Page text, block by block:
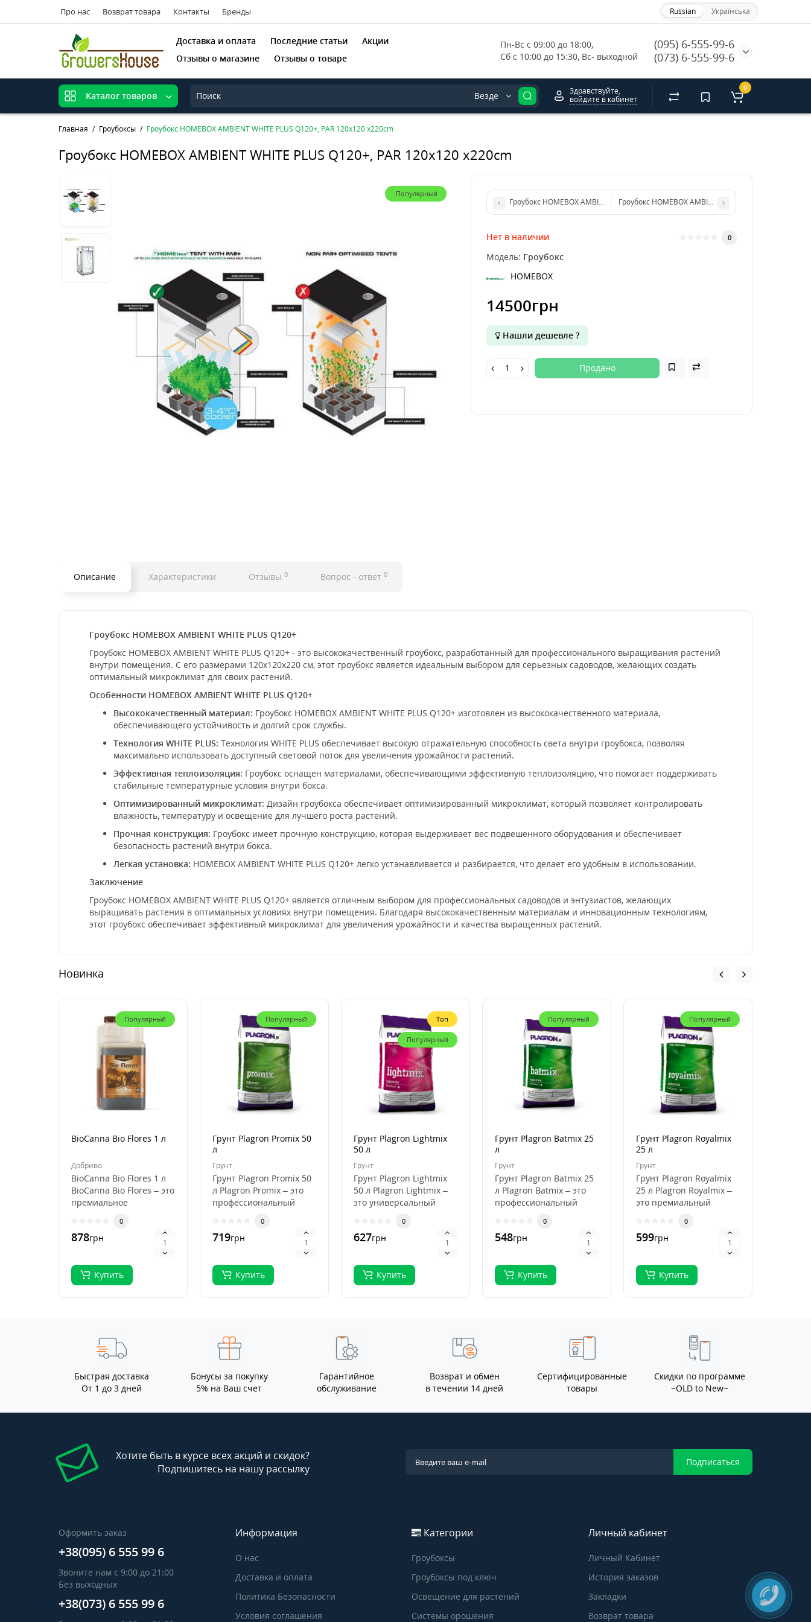
Про нас Возврат товара Контакты Бренды Russian Українська
Пн-Вс с 09:00 до 18:00,
Сб с 10:00 до 15:30, Вс- выходной
(095) 6-555-99-6
(073) 6-555-99-6
Доставка и оплата Последние статьи
Акции
Отзывы о магазине
Отзывы о товаре
Каталог товаров Везде
Здравствуйте,
войдите в кабинет
0
Главная Гроубоксы Гроубокс HOMEBOX AMBIENT WHITE PLUS Q120+, PAR 120x120 x220cm
Гроубокс HOMEBOX AMBIENT WHITE PLUS Q120+, PAR 120x120 x220cm
Популярный
Гроубокс HOMEBOX AMBIENT WHITE Q120, PAR 120x120 x200cm
Гроубокс HOMEBOX AMBIENT WHITE PLUS Q150+,
Нет в наличии 0
Модель: Гроубокс
HOMEBOX
14500грн
Нашли дешевле ?
Продано
Описание Характеристики Отзывы 0 Вопрос - ответ 0
Гроубокс HOMEBOX AMBIENT WHITE PLUS Q120+
Гроубокс HOMEBOX AMBIENT WHITE PLUS Q120+ - это высококачественный гроубокс, разработанный для профессионального выращивания растений
внутри помещения. С его размерами 120x120x220 см, этот гроубокс является идеальным выбором для серьезных садоводов, желающих создать
оптимальный микроклимат для своих растений.
Особенности HOMEBOX AMBIENT WHITE PLUS Q120+
Высококачественный материал: Гроубокс HOMEBOX AMBIENT WHITE PLUS Q120+ изготовлен из высококачественного материала,
обеспечивающего устойчивость и долгий срок службы.
Технология WHITE PLUS: Технология WHITE PLUS обеспечивает высокую отражательную способность света внутри гроубокса, позволяя
максимально использовать доступный световой поток для увеличения урожайности растений.
Эффективная теплоизоляция: Гроубокс оснащен материалами, обеспечивающими эффективную теплоизоляцию, что помогает поддерживать
стабильные температурные условия внутри бокса.
Оптимизированный микроклимат: Дизайн гроубокса обеспечивает оптимизированный микроклимат, который позволяет контролировать
влажность, температуру и освещение для лучшего роста растений.
Прочная конструкция: Гроубокс имеет прочную конструкцию, которая выдерживает вес подвешенного оборудования и обеспечивает
безопасность растений внутри бокса.
Легкая установка: HOMEBOX AMBIENT WHITE PLUS Q120+ легко устанавливается и разбирается, что делает его удобным в использовании.
Заключение
Гроубокс HOMEBOX AMBIENT WHITE PLUS Q120+ является отличным выбором для профессиональных садоводов и энтузиастов, желающих
выращивать растения в оптимальных условиях внутри помещения. Благодаря высококачественным материалам и инновационным технологиям,
этот гроубокс обеспечивает эффективный микроклимат для увеличения урожайности и качества выращенных растений.
Новинка
Популярный
BioCanna Bio Flores 1 л
Добриво
BioCanna Bio Flores 1 л
BioCanna Bio Flores – это
премиальное
удобрение для ст..
0
878грн
Купить
Популярный
Грунт Plagron Promix 50
л
Грунт
Грунт Plagron Promix 50
л Plagron Promix – это
профессиональный
выращивания
растений, ..
0
719грн
Купить
Топ
Популярный
Грунт Plagron Lightmix
50 л
Грунт
Грунт Plagron Lightmix
50 л Plagron Lightmix –
это универсальный
выращивания..
0
627грн
Купить
Популярный
Грунт Plagron Batmix 25
л
Грунт
Грунт Plagron Batmix 25
л Plagron Batmix – это
профессиональный
органического
выращива..
0
548грн
Купить
Популярный
Грунт Plagron Royalmix
25 л
Грунт
Грунт Plagron Royalmix
25 л Plagron Royalmix –
это премиальный
органического в..
0
599грн
Купить
Быстрая доставка
От 1 до 3 дней
Бонусы за покупку
5% на Ваш счет
Гарантийное
обслуживание
Возврат и обмен
в течении 14 дней
Сертифицированные
товары
Скидки по программе
~OLD to New~
Хотите быть в курсе всех акций и скидок?
Подпишитесь на нашу рассылку
Подписаться
Оформить заказ
+38(095) 6 555 99 6
Звоните нам с 9:00 до 21:00
Без выходных
+38(073) 6 555 99 6
Информация
О нас
Доставка и оплата
Политика Безопасности
Условия соглашения
Категории
Гроубоксы
Гроубоксы под ключ
Освещение для растений
Системы орошения
Личный кабинет
Личный Кабинет
История заказов
Закладки
Возврат товара